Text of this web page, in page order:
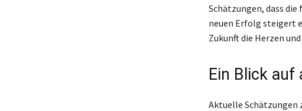
Schätzungen, dass
neuen Erfolg steigert
Zukunft die Herzen
Ein Blick auf
Aktuelle Schätzungen